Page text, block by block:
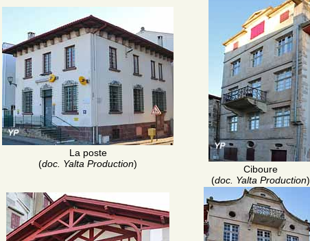
La poste
(doc. Yalta Production)
Ciboure
(doc. Yalta Production)